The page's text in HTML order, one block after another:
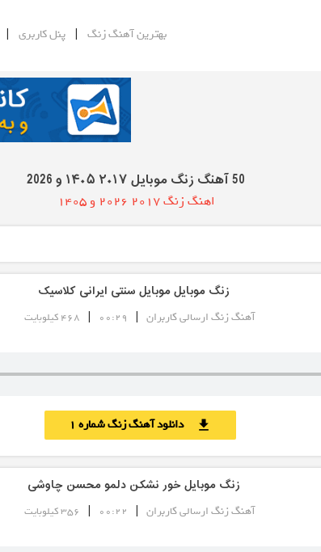
بهترین آهنگ زنگ |پنل کاربری |
50 آهنگ زنگ موبایل ۲۰۱۷ ۱۴۰۵ و 2026
اهنگ زنگ ۲۰۱۷ 2026 و 1405
زنگ موبایل موبایل سنتی ایرانی کلاسیک
آهنگ زنگ ارسالی کاربران |
00:29
| 468 کیلوبایت
download دانلود آهنگ زنگ شماره 1
زنگ موبایل خور نشکن دلمو محسن چاوشی
آهنگ زنگ ارسالی کاربران |
00:22
| 356 کیلوبایت